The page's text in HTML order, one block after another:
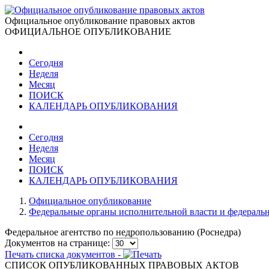
Официальное опубликование правовых актов
ОФИЦИАЛЬНОЕ ОПУБЛИКОВАНИЕ
Сегодня
Неделя
Месяц
ПОИСК
КАЛЕНДАРЬ ОПУБЛИКОВАНИЯ
Сегодня
Неделя
Месяц
ПОИСК
КАЛЕНДАРЬ ОПУБЛИКОВАНИЯ
Официальное опубликование
Федеральные органы исполнительной власти и
Федеральное агентство по недропользованию (Роснедра)
Документов на странице:
Печать списка документов -
СПИСОК ОПУБЛИКОВАННЫХ ПРАВОВЫХ АКТОВ